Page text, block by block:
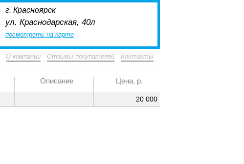
г. Красноярск
ул. Краснодарская, 40л
посмотреть на карте
О компании Отзывы покупателей Контакты
Описание Цена, р.
20 000